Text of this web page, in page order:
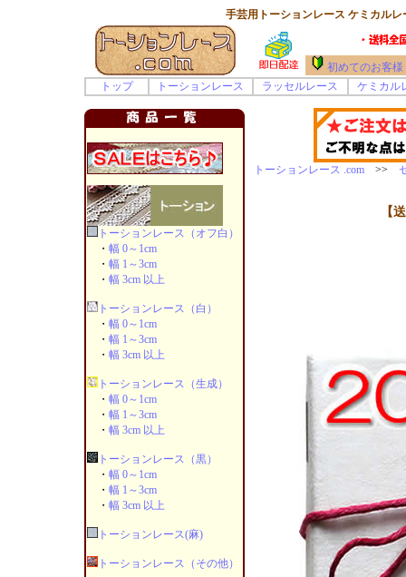
手芸用トーションレース ケミカル
初めてのお客様
トップ
トーションレース ラッセルレース ケミカル
トーションレース（オフ白）
・ 幅 0～1cm
・ 幅 1～3cm
・ 幅 3cm 以上
トーションレース（白）
・ 幅 0～1cm
・ 幅 1～3cm
・ 幅 3cm 以上
トーションレース（生成）
・ 幅 0～1cm
・ 幅 1～3cm
・ 幅 3cm 以上
トーションレース（黒）
・ 幅 0～1cm
・ 幅 1～3cm
・ 幅 3cm 以上
トーションレース(麻)
トーションレース（その他）
トーションレース .com>>
【